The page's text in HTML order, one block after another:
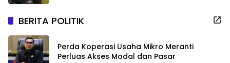
BERITA POLITIK
Perda Koperasi Usaha Mikro Meranti
Perluas Akses Modal dan Pasar